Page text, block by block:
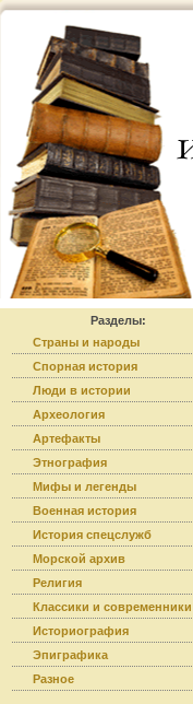
Разделы:
Страны и народы
Спорная история
Люди в истории
Археология
Артефакты
Этнография
Мифы и легенды
Военная история
История спецслужб
Морской архив
Религия
Классики и современники
Историография
Эпиграфика
Разное